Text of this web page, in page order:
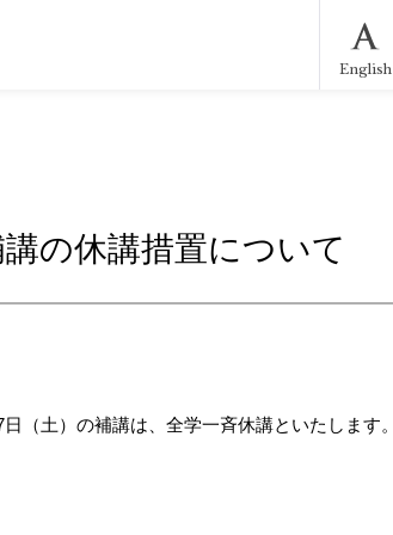
English
の休講措置について
（土）の補講は、全学一斉休講といたします。